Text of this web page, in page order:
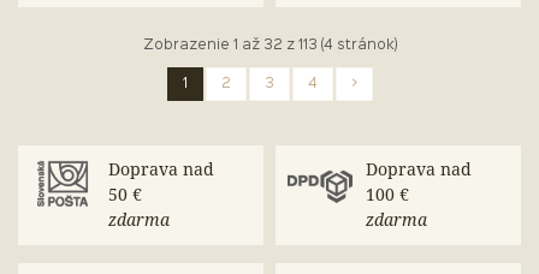
Zobrazenie 1 až 32 z 113 (4 stránok)
1 2 3 4 >
Doprava nad
50 €
zdarma
Doprava nad
100 €
zdarma